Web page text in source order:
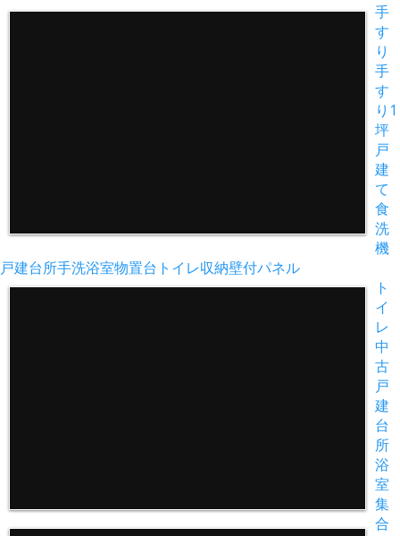
手
す
り
手
す
り 1
坪
戸
建
て
食
洗
機
戸建台所手洗浴室物置台 トイレ収納壁付パネル
ト
イ
レ
中
古
戸
建
台
所
浴
室
集
合